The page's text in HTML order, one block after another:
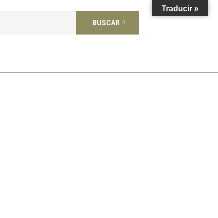
BUSCAR
Traducir »